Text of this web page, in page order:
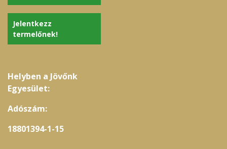
Jelentkezz
termelőnek!
Helyben a Jövőnk
Egyesület:
Adószám:
18801394-1-15